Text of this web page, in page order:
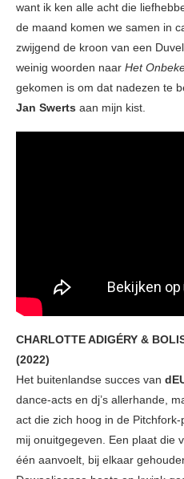
want ik ken alle acht die
de maand komen we samen in
zwijgend de kroon van een
weinig woorden naar Het
gekomen is om dat nadezen te
Jan Swerts aan mijn kist.
CHARLOTTE ADIGÉRY &
(2022)
Het buitenlandse succes van
dance-acts en dj’s allerhande,
act die zich hoog in de
mij onuitgegeven. Een plaat die
één aanvoelt, bij elkaar